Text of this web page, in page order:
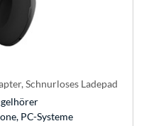
Schnurloses Ladepad
PC-Systeme